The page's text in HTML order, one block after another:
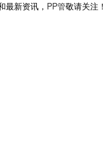
最新资讯， PP管敬请关注！